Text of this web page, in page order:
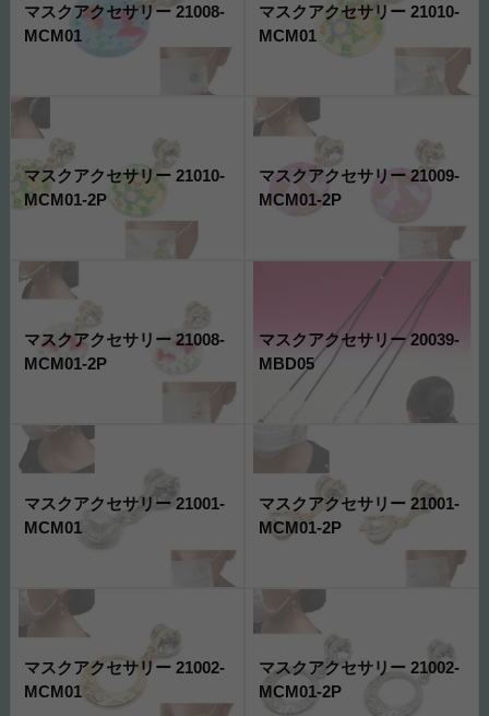
マスクアクセサリー 21008-
MCM01
マスクアクセサリー 21010-
MCM01
マスクアクセサリー 21010-
MCM01-2P
マスクアクセサリー 21009-
MCM01-2P
マスクアクセサリー 21008-
MCM01-2P
マスクアクセサリー 20039-
MBD05
マスクアクセサリー 21001-
MCM01
マスクアクセサリー 21001-
MCM01-2P
マスクアクセサリー 21002-
MCM01
マスクアクセサリー 21002-
MCM01-2P